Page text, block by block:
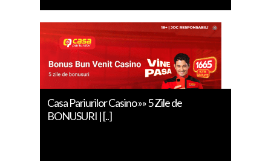
Casa Pariurilor Casino »» 5 Zile de
BONUSURI | [..]